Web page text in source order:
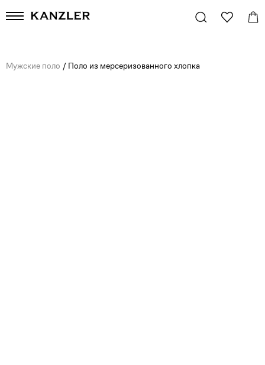
Мужские поло / Поло из мерсеризованного хлопка